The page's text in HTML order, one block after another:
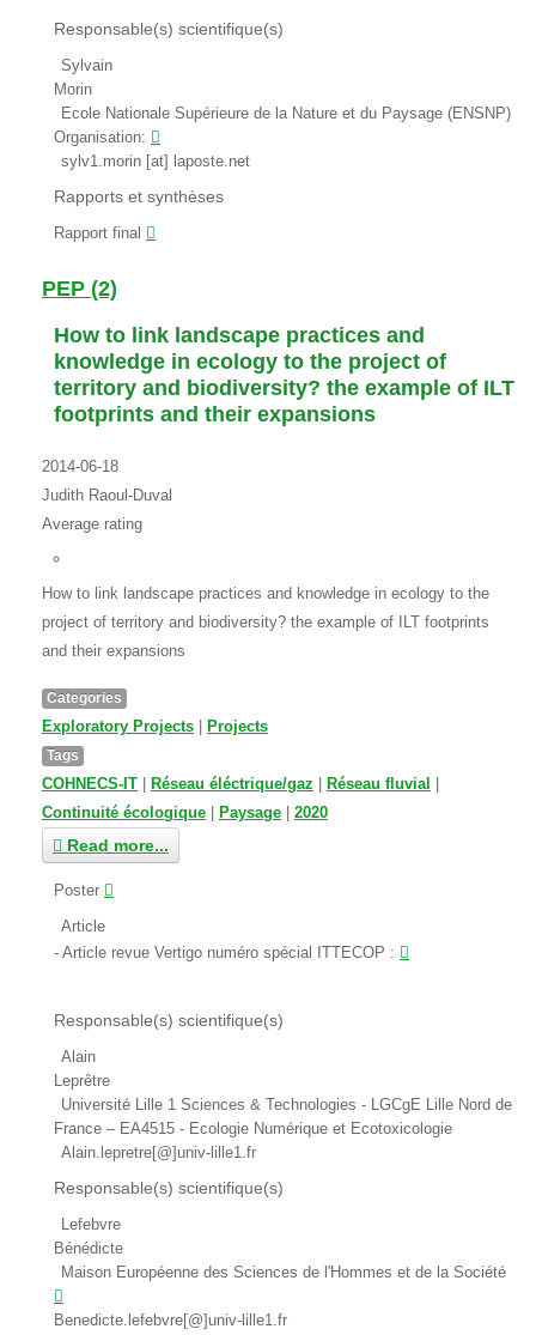
Responsable(s) scientifique(s)
Sylvain
Morin
Ecole Nationale Supérieure de la Nature et du Paysage (ENSNP)
Organisation:
sylv1.morin [at] laposte.net
Rapports et synthèses
Rapport final
PEP (2)
How to link landscape practices and
knowledge in ecology to the project of
territory and biodiversity? the example of ILT
footprints and their expansions
2014-06-18
Judith Raoul-Duval
Average rating
How to link landscape practices and knowledge in ecology to the
project of territory and biodiversity? the example of ILT footprints
and their expansions
Categories
Exploratory Projects Projects
Tags
COHNECS-IT Réseau éléctrique/gaz Réseau fluvial
Continuité écologique
Paysage 2020
Read more...
Poster
Article
Article revue Vertigo numéro spécial ITTECOP :
Responsable(s) scientifique(s)
Alain
Leprêtre
Université Lille 1 Sciences & Technologies - LGCgE Lille Nord de
France – EA4515 - Ecologie Numérique et Ecotoxicologie
Alain.lepretre[@]univ-lille1.fr
Responsable(s) scientifique(s)
Lefebvre
Bénédicte
Maison Européenne des Sciences de l'Hommes et de la Société
Benedicte.lefebvre[@]univ-lille1.fr